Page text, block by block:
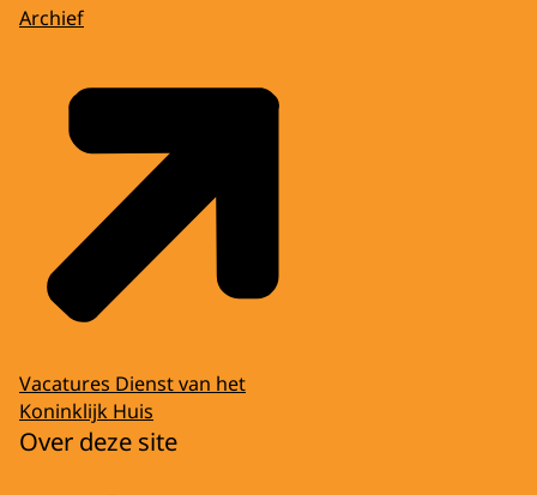
Archief
Vacatures Dienst van het
Koninklijk Huis
Over deze site